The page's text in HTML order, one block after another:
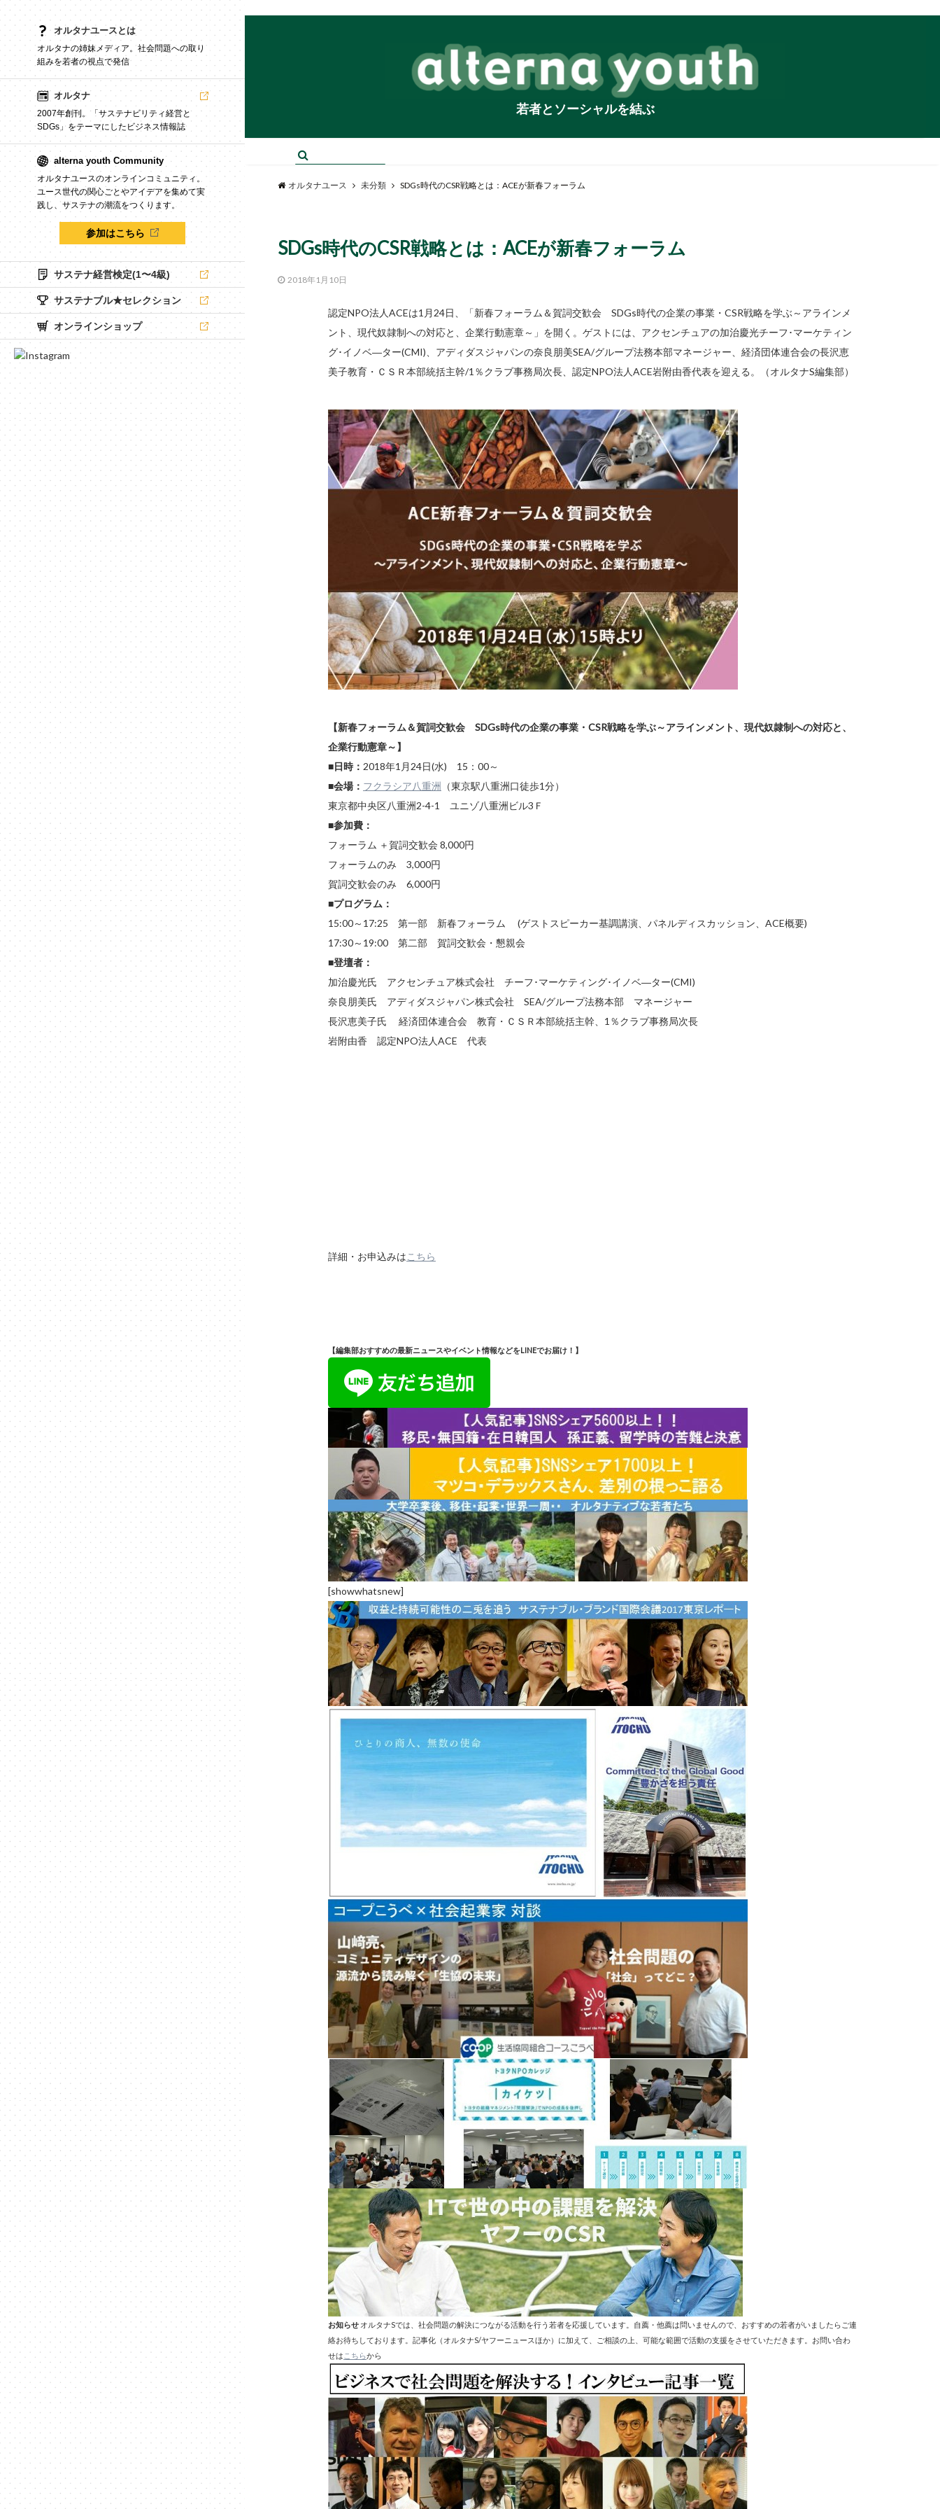
オルタナユースとは
オルタナの姉妹メディア。社会問題への取り
組みを若者の視点で発信
オルタナ
2007年創刊。「サステナビリティ経営と
SDGs」をテーマにしたビジネス情報誌
alterna youth Community
オルタナユースのオンラインコミュニティ。
ユース世代の関心ごとやアイデアを集めて実
践し、サステナの潮流をつくります。
参加はこちら
サステナ経営検定(1〜4級)
サステナブル★セレクション
オンラインショップ
若者とソーシャルを結ぶ
オルタナユース 未分類 SDGs時代のCSR戦略とは：ACEが新春フォーラム
SDGs時代のCSR戦略とは：ACEが新春フォーラム
2018年1月10日
認定NPO法人ACEは1月24日、「新春フォーラム＆賀詞交歓会 SDGs時代の企業の事業・CSR戦略を学ぶ～アラインメ
ント、現代奴隷制への対応と、企業行動憲章～」を開く。ゲストには、アクセンチュアの加治慶光チーフ･マーケティン
グ･イノベ―ター(CMI)、アディダスジャパンの奈良朋美SEA/グループ法務本部マネージャー、経済団体連合会の長沢恵
美子教育・ＣＳＲ本部統括主幹/1％クラブ事務局次長、認定NPO法人ACE岩附由香代表を迎える。（オルタナS編集部）
【新春フォーラム＆賀詞交歓会 SDGs時代の企業の事業・CSR戦略を学ぶ～アラインメント、現代奴隷制への対応と、
企業行動憲章～】
■日時： 2018年1月24日(水) 15：00～
■会場： フクラシア八重洲 （東京駅八重洲口徒歩1分）
東京都中央区八重洲2-4-1 ユニゾ八重洲ビル3Ｆ
■参加費：
フォーラム ＋賀詞交歓会 8,000円
フォーラムのみ 3,000円
賀詞交歓会のみ 6,000円
■プログラム：
15:00～17:25 第一部 新春フォーラム (ゲストスピーカー基調講演、パネルディスカッション、ACE概要)
17:30～19:00 第二部 賀詞交歓会・懇親会
■登壇者：
加治慶光氏 アクセンチュア株式会社 チーフ･マーケティング･イノベ―ター(CMI)
奈良朋美氏 アディダスジャパン株式会社 SEA/グループ法務本部 マネージャー
長沢恵美子氏 経済団体連合会 教育・ＣＳＲ本部統括主幹、1％クラブ事務局次長
岩附由香 認定NPO法人ACE 代表
詳細・お申込みはこちら
【編集部おすすめの最新ニュースやイベント情報などをLINEでお届け！】
[showwhatsnew]
お知らせ オルタナSでは、社会問題の解決につながる活動を行う若者を応援しています。自薦・他薦は問いませんので、おすすめの若者がいましたらご連
絡お待ちしております。記事化（オルタナS/ヤフーニュースほか）に加えて、ご相談の上、可能な範囲で活動の支援をさせていただきます。お問い合わ
せは こちらから